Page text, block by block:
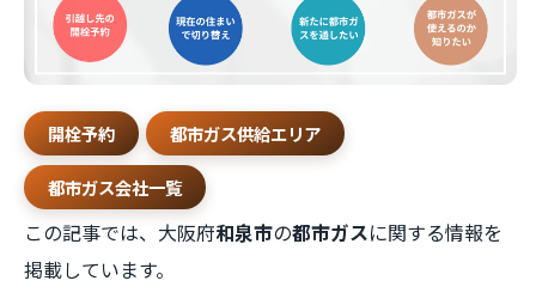
開栓予約 都市ガス供給エリア
都市ガス会社一覧
この記事では、大阪府和泉市の都市ガスに関する情報を
掲載しています。